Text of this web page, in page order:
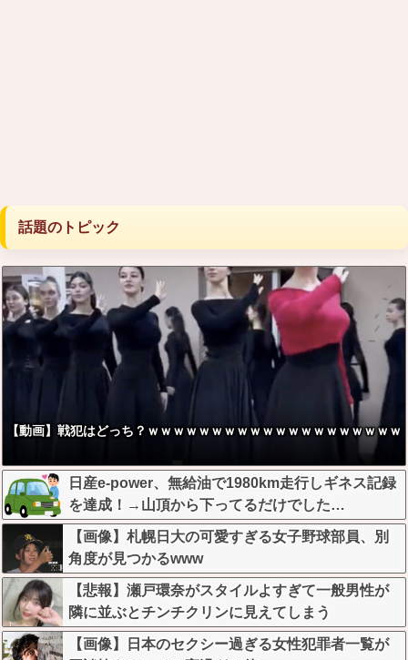
話題のトピック
【動画】戦犯はどっち？ｗｗｗｗｗｗｗｗｗｗｗｗｗｗｗｗｗｗｗｗ
日産e-power、無給油で1980km走行しギネス記録
を達成！→山頂から下ってるだけでした…
【画像】札幌日大の可愛すぎる女子野球部員、別
角度が見つかるwww
【悲報】瀬戸環奈がスタイルよすぎて一般男性が
隣に並ぶとチンチクリンに見えてしまう
【画像】日本のセクシー過ぎる女性犯罪者一覧が